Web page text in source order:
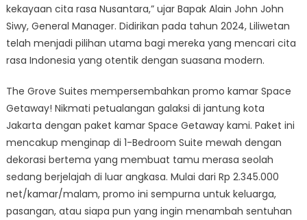
kekayaan cita rasa Nusantara,” ujar Bapak Alain John John
Siwy, General Manager. Didirikan pada tahun 2024, Liliwetan
telah menjadi pilihan utama bagi mereka yang mencari cita
rasa Indonesia yang otentik dengan suasana modern.
The Grove Suites mempersembahkan promo kamar Space
Getaway! Nikmati petualangan galaksi di jantung kota
Jakarta dengan paket kamar Space Getaway kami. Paket ini
mencakup menginap di 1-Bedroom Suite mewah dengan
dekorasi bertema yang membuat tamu merasa seolah
sedang berjelajah di luar angkasa. Mulai dari Rp 2.345.000
net/kamar/malam, promo ini sempurna untuk keluarga,
pasangan, atau siapa pun yang ingin menambah sentuhan